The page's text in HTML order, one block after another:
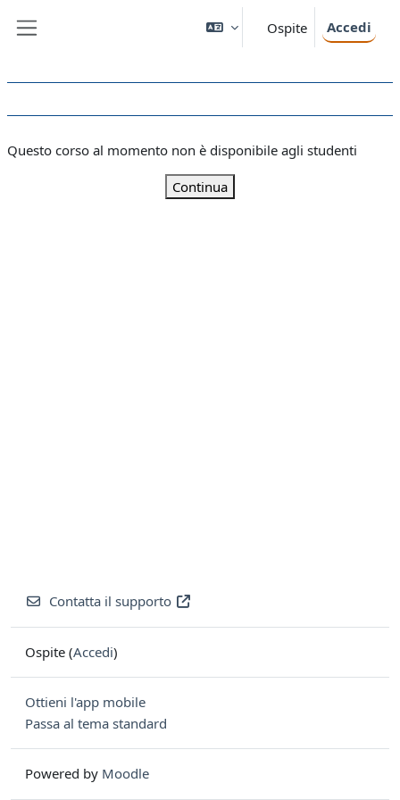
Ospite Accedi
Questo corso al momento non è disponibile agli studenti
Continua
Contatta il supporto
Ospite (Accedi)
Ottieni l'app mobile
Passa al tema standard
Powered by Moodle